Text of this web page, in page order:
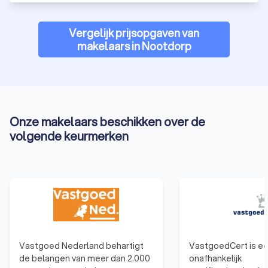
gemakkelijk 1000+ reviews van eerdere klanten lezen die we
kun je naar de Trustoo Scores kijken van de verschillende
makelaarskantoren in Nootdorp. Ook is het belangrijk om te
kijken naar de kosten van de verschillende makelaars uit
uitgedrukt als een percentage van de verkoopprijs van een
huis. De hoogte van de courtage kan variëren afhankelijk van
de makelaar en de geleverde diensten. Het is altijd raadzaam
verrassingen te voorkomen.
Vergelijk prijsopgaven van
makelaars in Nootdorp
Onze makelaars beschikken over de
volgende keurmerken
Vastgoed Nederland behartigt
de belangen van meer dan 2.000
VastgoedCert is
onafhankelijk